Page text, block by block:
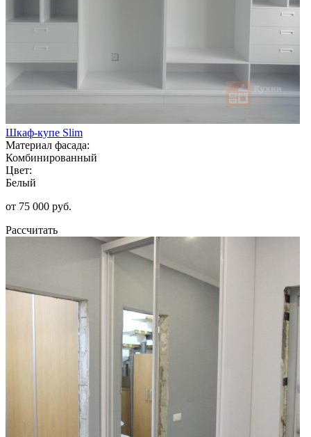
Шкаф-купе Slim
Материал фасада:
Комбинированный
Цвет:
Белый
от 75 000 руб.
Рассчитать